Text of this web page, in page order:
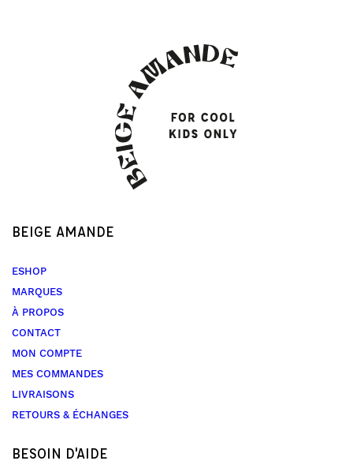
BEIGE AMANDE
ESHOP
MARQUES
À PROPOS
CONTACT
MON COMPTE
MES COMMANDES
LIVRAISONS
RETOURS & ÉCHANGES
BESOIN D'AIDE